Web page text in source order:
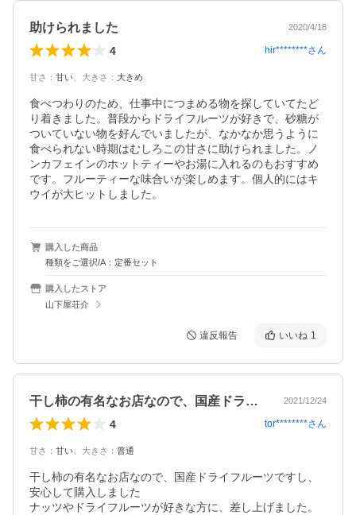
助けられました 2020/4/18
4 hir********さん
甘さ ： 甘い 大きさ ： 大きめ
食べつわりのため、仕事中につまめる物を探していてたど
り着きました。普段からドライフルーツが好きで、砂糖が
ついていない物を好んでいましたが、なかなか思うように
食べられない時期はむしろこの甘さに助けられました。ノ
ンカフェインのホットティーやお湯に入れるのもおすすめ
です。フルーティーな味合いが楽しめます。個人的にはキ
ウイが大ヒットしました。
購入した商品
種類をご選択/A：定番セット
購入したストア
山下屋荘介
違反報告 いいね 1
干し柿の有名なお店なので、国産ドライフ… 2021/12/24
4 tor********さん
甘さ ： 甘い 大きさ ： 普通
干し柿の有名なお店なので、国産ドライフルーツですし、
安心して購入しました
ナッツやドライフルーツが好きな方に、差し上げました。